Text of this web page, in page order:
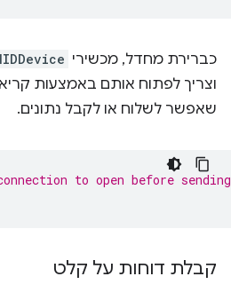
כברירת מחדל, מכשירי
וצריך לפתוח אותם באמצעות
שאפשר לשלוח או לקבל נתונים.
to open before
קבלת דוחות על קלט